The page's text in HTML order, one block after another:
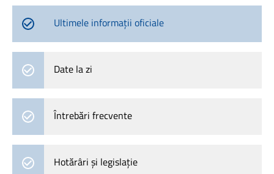
Ultimele informații oficiale
Date la zi
Întrebări frecvente
Hotărâri și legislație